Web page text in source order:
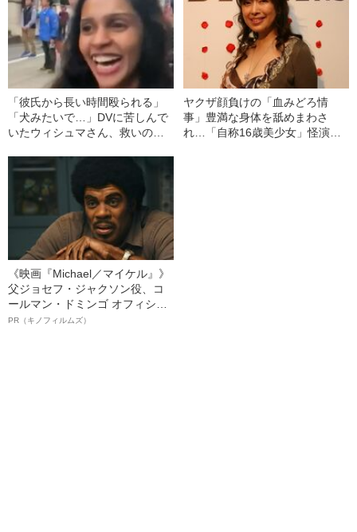
「彼氏から長い時間殴られる」
「犬みたいで…」DVに苦しんで
いたウィシュマさん、救いの手
ヤクザ顔負けの「血みどろ情
事」豊満な身体を舐めまわさ
れ…「自称16歳美少女」怪演
《映画『Michael／マイケル』》
父ジョセフ・ジャクソン役、コ
ールマン・ドミンゴ オフィシャ
ルインタビュー“観客を魅了した
PR（キノフィルムズ）